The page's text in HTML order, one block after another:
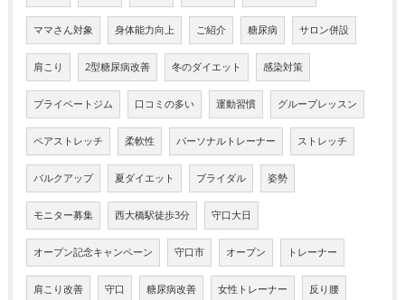
ママさん対象 身体能力向上 ご紹介 糖尿病 サロン併設
肩こり 2型糖尿病改善 冬のダイエット 感染対策
プライベートジム 口コミの多い 運動習慣 グループレッスン
ペアストレッチ 柔軟性 パーソナルトレーナー ストレッチ
バルクアップ 夏ダイエット ブライダル 姿勢
モニター募集 西大橋駅徒歩3分 守口大日
オープン記念キャンペーン 守口市 オープン トレーナー
肩こり改善 守口 糖尿病改善 女性トレーナー 反り腰